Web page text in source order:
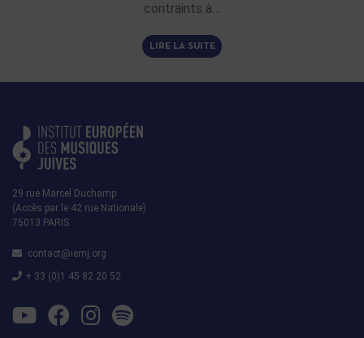
contraints à…
LIRE LA SUITE
29 rue Marcel Duchamp
(Accès par le 42 rue Nationale)
75013 PARIS
contact@iemj.org
+ 33 (0)1 45 82 20 52